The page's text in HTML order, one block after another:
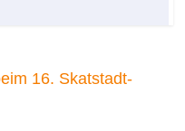
16. Skatstadt-